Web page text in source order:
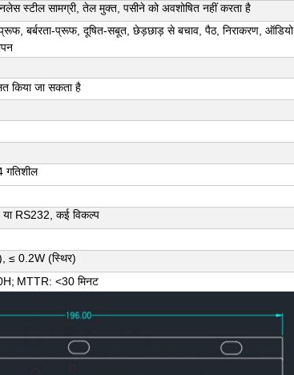
स्टील सामग्री, तेल मुक्त, पसीने को अवशोषित नहीं करता है
बर्बरता-प्रूफ, दूषित-सबूत, छेड़छाड़ से बचाव, पैठ, निराकरण, ऑडियो
किया जा सकता है
गतिशील
या RS232, कई विकल्प
≤ 0.2W (स्थिर)
MTTR: ​​<30 मिनट